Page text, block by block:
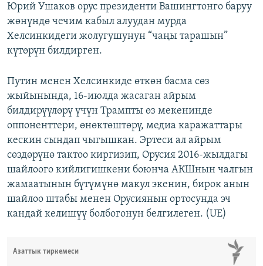
Юрий Ушаков орус президенти Вашингтонго баруу
жөнүндө чечим кабыл алуудан мурда
Хелсинкидеги жолугушунун “чаңы тарашын”
күтөрүн билдирген.
Путин менен Хелсинкиде өткөн басма сөз
жыйынында, 16-июлда жасаган айрым
билдирүүлөрү үчүн Трампты өз мекенинде
оппоненттери, өнөктөштөрү, медиа каражаттары
кескин сындап чыгышкан. Эртеси ал айрым
сөздөрүнө тактоо киргизип, Орусия 2016-жылдагы
шайлоого кийлигишкени боюнча АКШнын чалгын
жамаатынын бүтүмүнө макул экенин, бирок анын
шайлоо штабы менен Орусиянын ортосунда эч
кандай келишүү болбогонун белгилеген. (UE)
Азаттык тиркемеси